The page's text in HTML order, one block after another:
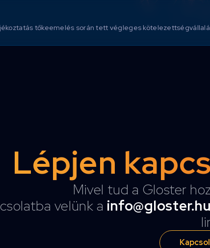
tőkeemelés során tett végleges
Lépjen
Mivel tud a Gloster
velünk a info@gloster.hu